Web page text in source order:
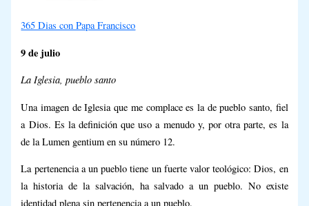
365 Dias con Papa Francisco
9 de julio
La Iglesia, pueblo santo
Una imagen de Iglesia que me complace es la de pueblo santo, fiel
a Dios. Es la definición que uso a menudo y, por otra parte, es la
de laLumen gentium en su número 12.
La pertenencia a un pueblo tiene un fuerte valor teológico: Dios, en
la historia de la salvación, ha salvado a un pueblo. No existe
identidad plena sin pertenencia a un pueblo.